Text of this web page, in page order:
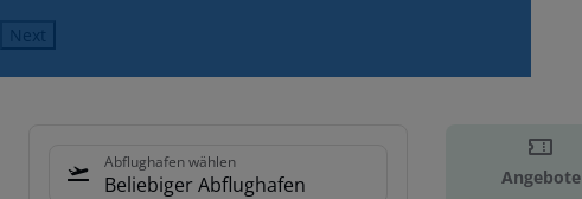
Next
Abflughafen wählen
Beliebiger Abflughafen Angebote